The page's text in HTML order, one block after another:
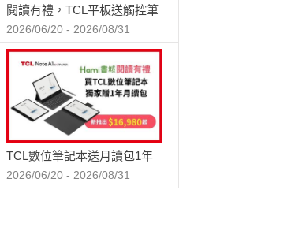
閱讀有禮，TCL平板送觸控筆
2026/06/20 - 2026/08/31
TCL數位筆記本送月讀包1年
2026/06/20 - 2026/08/31